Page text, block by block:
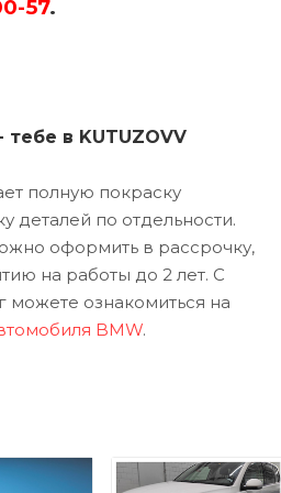
57.
тебе в KUTUZOVV
полную покраску
деталей по отдельности.
оформить в рассрочку,
на работы до 2 лет. С
можете ознакомиться на
BMW.